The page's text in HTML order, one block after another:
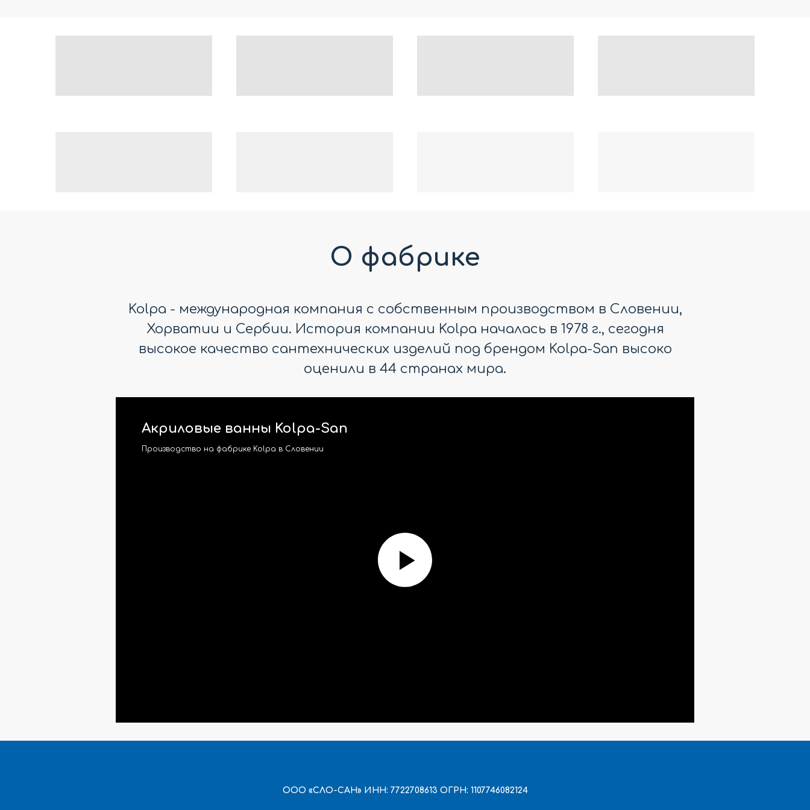
О фабрике
Kolpa - международная компания с собственным производством в Словении,
Хорватии и Сербии. История компании Kolpa началась в 1978 г., сегодня
высокое качество сантехнических изделий под брендом Kolpa-San высоко
оценили в 44 странах мира.
Акриловые ванны Kolpa-San
Производство на фабрике Kolpa в Словении
ООО «СЛО-САН» ИНН: 7722708613 ОГРН: 1107746082124